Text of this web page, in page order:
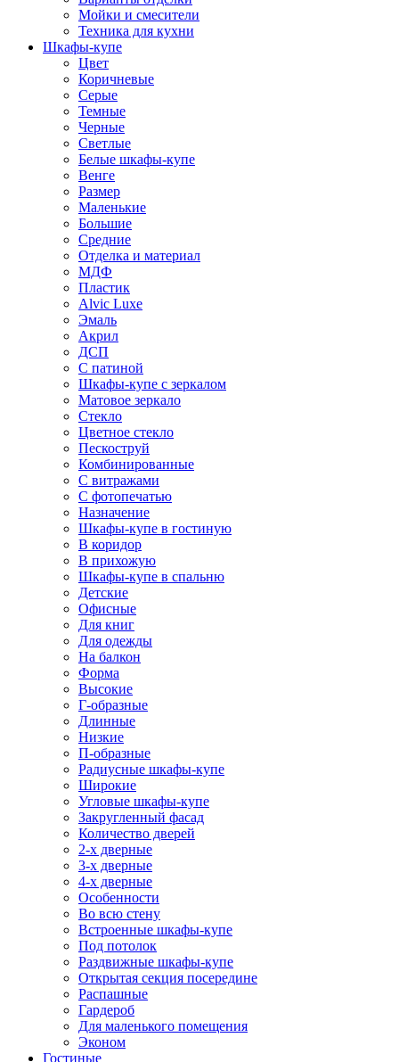
Мойки и смесители
Техника для кухни
Шкафы-купе
Цвет
Коричневые
Серые
Темные
Черные
Светлые
Белые шкафы-купе
Венге
Размер
Маленькие
Большие
Средние
Отделка и материал
МДФ
Пластик
Alvic Luxe
Эмаль
Акрил
ДСП
С патиной
Шкафы-купе с зеркалом
Матовое зеркало
Стекло
Цветное стекло
Пескоструй
Комбинированные
С витражами
С фотопечатью
Назначение
Шкафы-купе в гостиную
В коридор
В прихожую
Шкафы-купе в спальню
Детские
Офисные
Для книг
Для одежды
На балкон
Форма
Высокие
Г-образные
Длинные
Низкие
П-образные
Радиусные шкафы-купе
Широкие
Угловые шкафы-купе
Закругленный фасад
Количество дверей
2-х дверные
3-х дверные
4-х дверные
Особенности
Во всю стену
Встроенные шкафы-купе
Под потолок
Раздвижные шкафы-купе
Открытая секция посередине
Распашные
Гардероб
Для маленького помещения
Эконом
Гостиные